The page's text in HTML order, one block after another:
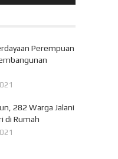
Perempuan
282 Warga Jalani
di Rumah